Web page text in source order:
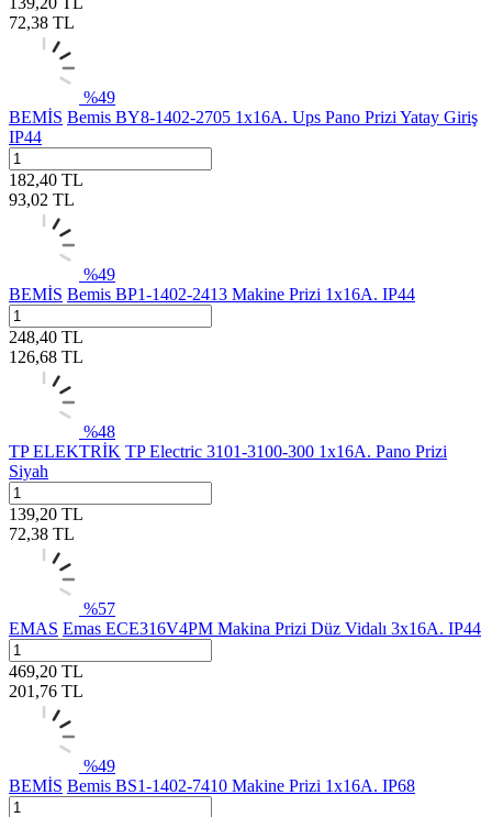
72,38 TL
%49
BEMİS Bemis BY8-1402-2705 1x16A. Ups Pano Prizi Yatay Giriş
IP44
182,40 TL
93,02 TL
%49
BEMİS Bemis BP1-1402-2413 Makine Prizi 1x16A. IP44
248,40 TL
126,68 TL
%48
TP ELEKTRİK TP Electric 3101-3100-300 1x16A. Pano Prizi
Siyah
139,20 TL
72,38 TL
%57
EMAS Emas ECE316V4PM Makina Prizi Düz Vidalı 3x16A. IP44
469,20 TL
201,76 TL
%49
BEMİS Bemis BS1-1402-7410 Makine Prizi 1x16A. IP68